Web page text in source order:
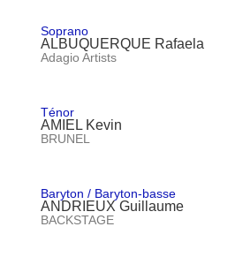
Soprano
ALBUQUERQUE Rafaela
Adagio Artists
Ténor
AMIEL Kevin
BRUNEL
Baryton / Baryton-basse
ANDRIEUX Guillaume
BACKSTAGE